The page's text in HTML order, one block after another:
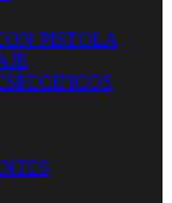
PISTOLA